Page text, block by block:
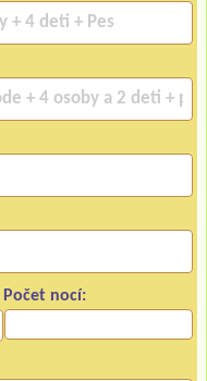
Počet nocí: